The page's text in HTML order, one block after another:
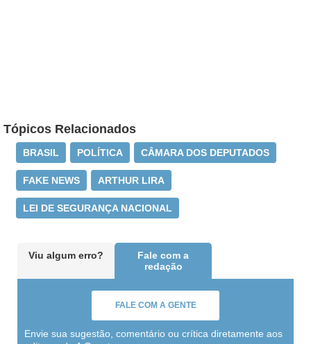
Tópicos Relacionados
BRASIL POLÍTICA CÂMARA DOS DEPUTADOS
FAKE NEWS ARTHUR LIRA
LEI DE SEGURANÇA NACIONAL
Viu algum erro?
Fale com a
redação
FALE COM A GENTE
Envie sua sugestão, comentário ou crítica diretamente aos